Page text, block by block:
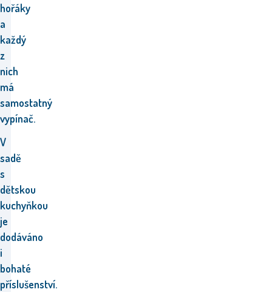
hořáky
a
každý
z
nich
má
samostatný
vypínač.
V
sadě
s
dětskou
kuchyňkou
je
dodáváno
i
bohaté
příslušenství.